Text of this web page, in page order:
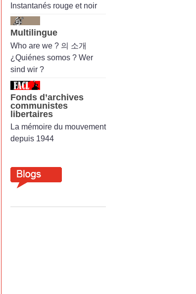
Instantanés rouge et noir
Multilingue
Who are we ? 의 소개
¿Quiénes somos ? Wer
sind wir ?
Fonds d’archives
communistes
libertaires
La mémoire du mouvement
depuis 1944